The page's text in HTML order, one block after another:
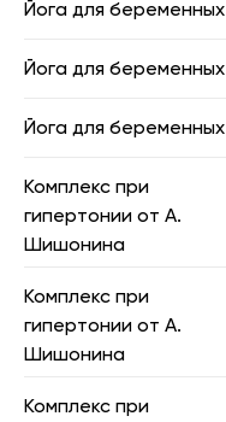
Йога для беременных
Йога для беременных
Йога для беременных
Комплекс при
гипертонии от А.
Шишонина
Комплекс при
гипертонии от А.
Шишонина
Комплекс при